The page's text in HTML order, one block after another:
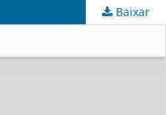
Baixar